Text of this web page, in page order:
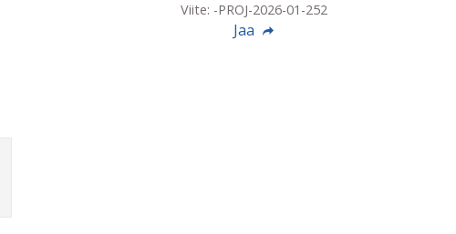
Viite: -PROJ-2026-01-252
Jaa